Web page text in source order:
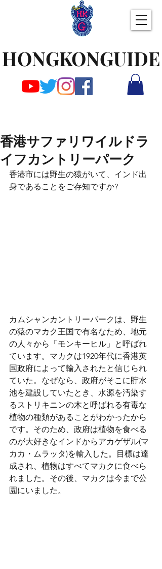
HONGKONGUIDE
香港サファリワイルドラ
イフカントリーパーク
香港市には野生の猿がいて、インド出
身であることをご存知ですか?
カムシャンカントリーパークは、野生
の猿のマカク王国で有名なため、地元
の人々から「モンキーヒル」と呼ばれ
ています。マカクは1920年代に香港英
国政府によって輸入されたと信じられ
ていた。なぜなら、政府がそこに貯水
池を建設していたとき、水源を汚染す
るストリキニンの木と呼ばれる有毒な
植物の種類があることがわかったから
です。そのため、政府は植物を食べる
のが大好きなインドからアカゲザル(マ
カカ・ムラッタ)を輸入した。目標は達
成され、植物はすべてマカクに食べら
れました。その後、マカクは今まで公
園にいました。